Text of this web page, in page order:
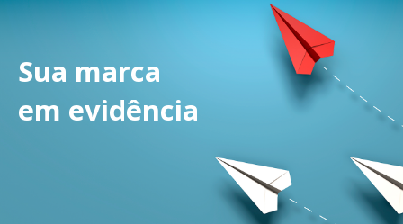
Sua marca
em evidência